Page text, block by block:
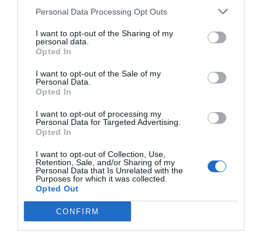
Personal Data Processing Opt Outs
I want to opt-out of the Sharing of my
personal data.
Opted In
I want to opt-out of the Sale of my
Personal Data.
Opted In
I want to opt-out of processing my
Personal Data for Targeted Advertising.
Opted In
I want to opt-out of Collection, Use,
Retention, Sale, and/or Sharing of my
Personal Data that Is Unrelated with the
Purposes for which it was collected.
Opted Out
CONFIRM
de sus familias y llevar una vida digna. Su búsqueda de
soluciones para cada necesidad que detectan y su lucha
por la igualdad de oportunidades para las personas
afectadas por estas enfermedades les hace
merecedores de los II Premios Farmacéuticos a
Asociaciones de Pacientes del Colegio de Farmacéuticos
de Pontevedra», aseguró Alba Soutelo.
Ángela Paz, presidenta de ASSEII, recogió el galardón
de manos de la presidenta del Colegio, y agradeció el
reconocimiento que supone la concesión de este
Premio a la labor diaria de la asociación que preside. A
continuación tomó la palabra a
, un miembro de la asociación, que transmitió a
los presentes las extremas dificultades que, como